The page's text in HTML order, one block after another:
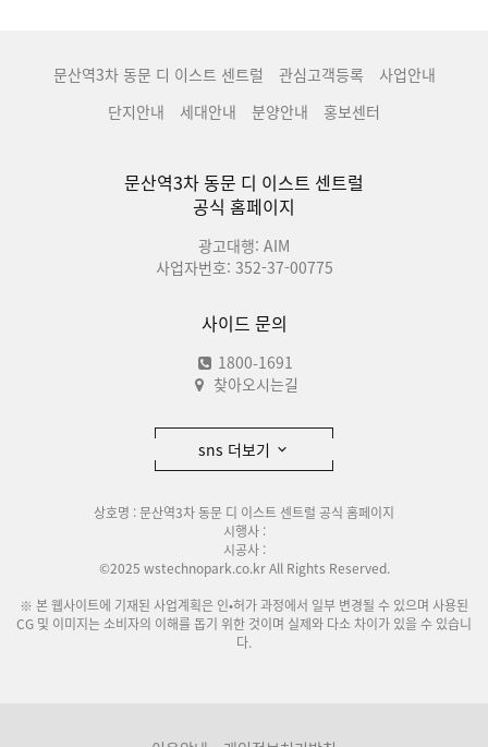
문산역3차 동문 디 이스트 센트럴 관심고객등록
사업안내
단지안내
세대안내 분양안내 홍보센터
문산역3차 동문 디 이스트 센트럴
공식 홈페이지
광고대행: AIM
사업자번호: 352-37-00775
사이드 문의
1800-1691
찾아오시는길
sns 더보기
상호명 : 문산역3차 동문 디 이스트 센트럴 공식 홈페이지
시행사 :
시공사 :
©2025 wstechnopark.co.kr All Rights Reserved.
※ 본 웹사이트에 기재된 사업계획은 인•허가 과정에서 일부 변경될 수 있으며 사용된
CG 및 이미지는 소비자의 이해를 돕기 위한 것이며 실제와 다소 차이가 있을 수 있습니
다.